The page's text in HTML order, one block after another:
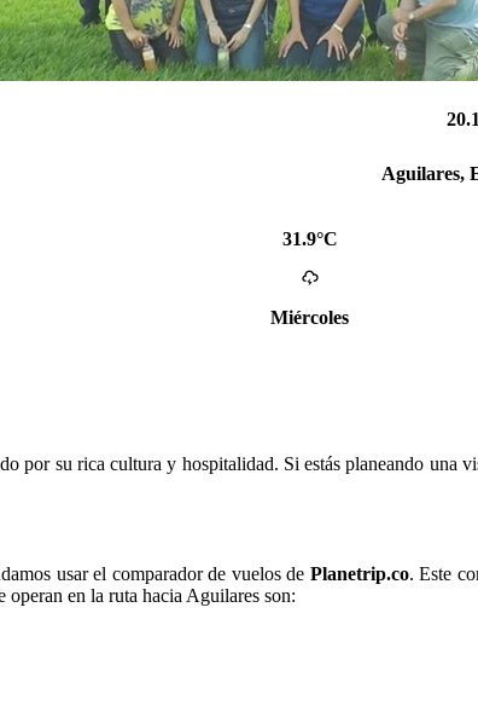
Aguilares,
31.9°C
Miércoles
por su rica cultura y hospitalidad. Si estás planeando una
usar el comparador de vuelos de Planetrip.co. Este
en la ruta hacia Aguilares son: